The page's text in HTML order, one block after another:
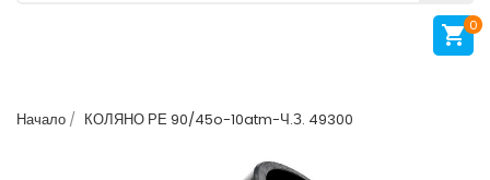
 0
Начало КОЛЯНО РЕ 90/45o-10atm-Ч.З. 49300